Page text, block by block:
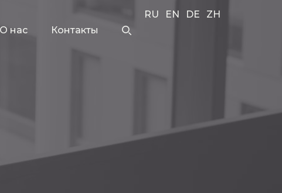
О нас Контакты
RU EN DE ZH